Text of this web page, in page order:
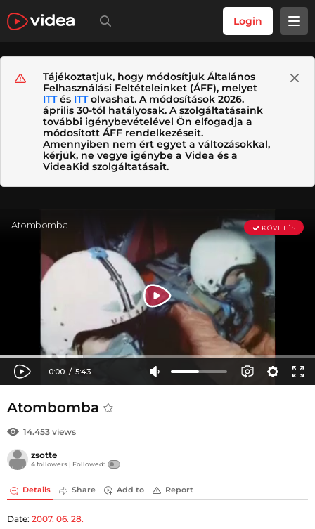
Login
Tájékoztatjuk, hogy módosítjuk Általános
Felhasználási Feltételeinket (ÁFF), melyet
ITTés ITTolvashat. A módosítások 2026.
április 30-tól hatályosak. A szolgáltatásaink
további igénybevételével Ön elfogadja a
módosított ÁFF rendelkezéseit.
Amennyiben nem ért egyet a változásokkal,
kérjük, ne vegye igénybe a Videa és a
VideaKid szolgáltatásait.
Atombomba
14.453 views
zsotte
4 followers | Followed:
Details Share Add to Report
Date: 2007. 06. 28.